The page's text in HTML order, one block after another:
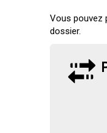
Vous pouvez
dossier.